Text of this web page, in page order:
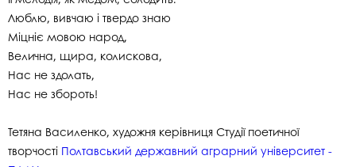
Люблю, вивчаю і твердо знаю
Міцніє мовою народ,
Велична, щира, колискова,
Нас не здолать,
Нас не збороть!
Тетяна Василенко, художня керівниця Студії поетичної
творчості Полтавський державний аграрний університет -